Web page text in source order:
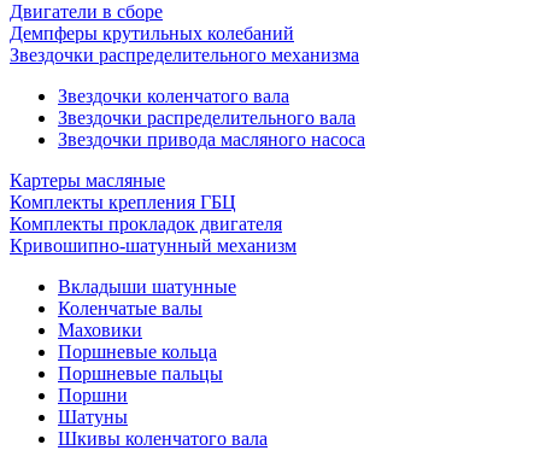
Двигатели в сборе
Демпферы крутильных колебаний
Звездочки распределительного механизма
Звездочки коленчатого вала
Звездочки распределительного вала
Звездочки привода масляного насоса
Картеры масляные
Комплекты крепления ГБЦ
Комплекты прокладок двигателя
Кривошипно-шатунный механизм
Вкладыши шатунные
Коленчатые валы
Маховики
Поршневые кольца
Поршневые пальцы
Поршни
Шатуны
Шкивы коленчатого вала